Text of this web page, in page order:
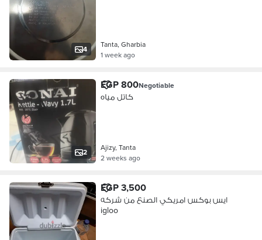
4
Tanta, Gharbia
1 week ago
2
EGP 800Negotiable
كاتل مياه
Ajizy, Tanta
2 weeks ago
EGP 3,500
ايس بوكس امريكي الصنع من شركه
igloo